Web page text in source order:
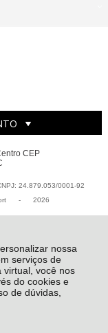
nossa
serviços de
virtual, você nos
do cookies e
de dúvidas,
CEP
24.879.053/0001-92
- 2026